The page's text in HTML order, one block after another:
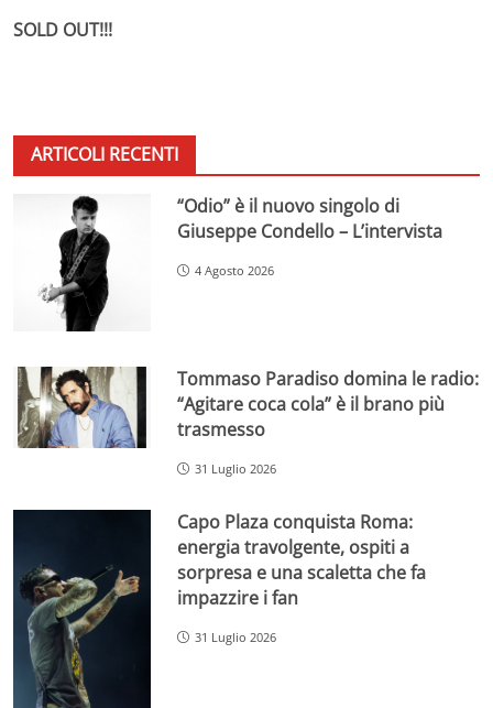
SOLD OUT!!!
ARTICOLI RECENTI
“Odio” è il nuovo singolo di
Giuseppe Condello – L’intervista
4 Agosto 2026
Tommaso Paradiso domina le radio:
“Agitare coca cola” è il brano più
trasmesso
31 Luglio 2026
Capo Plaza conquista Roma:
energia travolgente, ospiti a
sorpresa e una scaletta che fa
impazzire i fan
31 Luglio 2026